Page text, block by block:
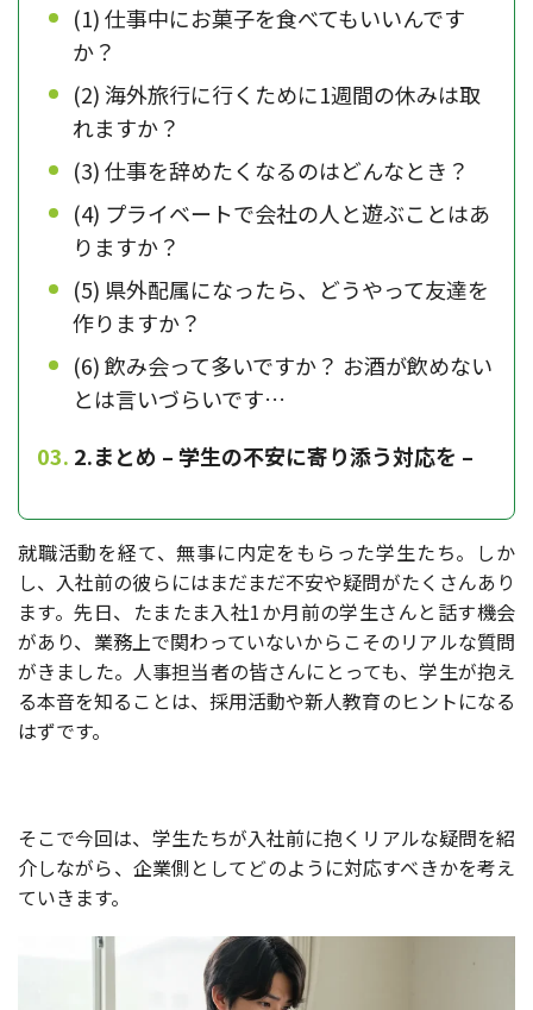
(1) 仕事中にお菓子を食べてもいいんです
か？
(2) 海外旅行に行くために1週間の休みは取
れますか？
(3) 仕事を辞めたくなるのはどんなとき？
(4) プライベートで会社の人と遊ぶことはあ
りますか？
(5) 県外配属になったら、どうやって友達を
作りますか？
(6) 飲み会って多いですか？ お酒が飲めない
とは言いづらいです…
2.まとめ – 学生の不安に寄り添う対応を –
就職活動を経て、無事に内定をもらった学生たち。しか
し、入社前の彼らにはまだまだ不安や疑問がたくさんあり
ます。先日、たまたま入社1か月前の学生さんと話す機会
があり、業務上で関わっていないからこそのリアルな質問
がきました。人事担当者の皆さんにとっても、学生が抱え
る本音を知ることは、採用活動や新人教育のヒントになる
はずです。
そこで今回は、学生たちが入社前に抱くリアルな疑問を紹
介しながら、企業側としてどのように対応すべきかを考え
ていきます。